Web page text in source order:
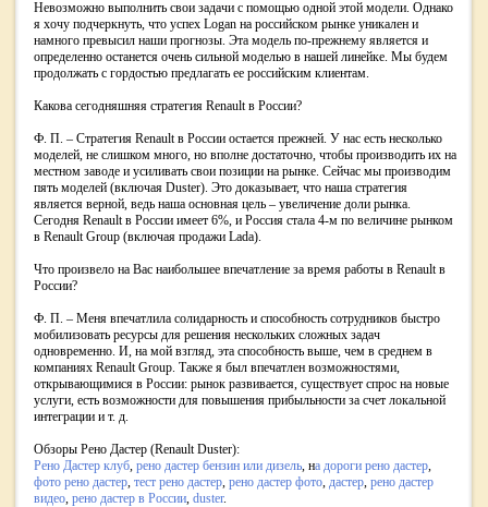
Невозможно выполнить свои задачи с помощью одной этой модели. Однако
я хочу подчеркнуть, что успех Logan на российском рынке уникален и
намного превысил наши прогнозы. Эта модель по-прежнему является и
определенно останется очень сильной моделью в нашей линейке. Мы будем
продолжать с гордостью предлагать ее российским клиентам.
Какова сегодняшняя стратегия Renault в России?
Ф. П. – Стратегия Renault в России остается прежней. У нас есть несколько
моделей, не слишком много, но вполне достаточно, чтобы производить их на
местном заводе и усиливать свои позиции на рынке. Сейчас мы производим
пять моделей (включая Duster). Это доказывает, что наша стратегия
является верной, ведь наша основная цель – увеличение доли рынка.
Сегодня Renault в России имеет 6%, и Россия стала 4-м по величине рынком
в Renault Group (включая продажи Lada).
Что произвело на Вас наибольшее впечатление за время работы в Renault в
России?
Ф. П. – Меня впечатлила солидарность и способность сотрудников быстро
мобилизовать ресурсы для решения нескольких сложных задач
одновременно. И, на мой взгляд, эта способность выше, чем в среднем в
компаниях Renault Group. Также я был впечатлен возможностями,
открывающимися в России: рынок развивается, существует спрос на новые
услуги, есть возможности для повышения прибыльности за счет локальной
интеграции и т. д.
Обзоры Рено Дастер (Renault Duster):
Рено Дастер клуб, рено дастер бензин или дизель, на дороги рено дастер,
фото рено дастер, тест рено дастер, рено дастер фото, дастер, рено дастер
видео, рено дастер в России, duster.